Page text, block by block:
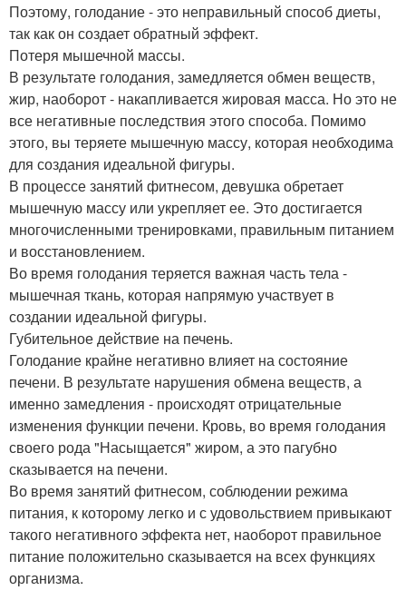
Поэтому, голодание - это неправильный способ диеты,
так как он создает обратный эффект.
Потеря мышечной массы.
В результате голодания, замедляется обмен веществ,
жир, наоборот - накапливается жировая масса. Но это не
все негативные последствия этого способа. Помимо
этого, вы теряете мышечную массу, которая необходима
для создания идеальной фигуры.
В процессе занятий фитнесом, девушка обретает
мышечную массу или укрепляет ее. Это достигается
многочисленными тренировками, правильным питанием
и восстановлением.
Во время голодания теряется важная часть тела -
мышечная ткань, которая напрямую участвует в
создании идеальной фигуры.
Губительное действие на печень.
Голодание крайне негативно влияет на состояние
печени. В результате нарушения обмена веществ, а
именно замедления - происходят отрицательные
изменения функции печени. Кровь, во время голодания
своего рода "Насыщается" жиром, а это пагубно
сказывается на печени.
Во время занятий фитнесом, соблюдении режима
питания, к которому легко и с удовольствием привыкают
такого негативного эффекта нет, наоборот правильное
питание положительно сказывается на всех функциях
организма.